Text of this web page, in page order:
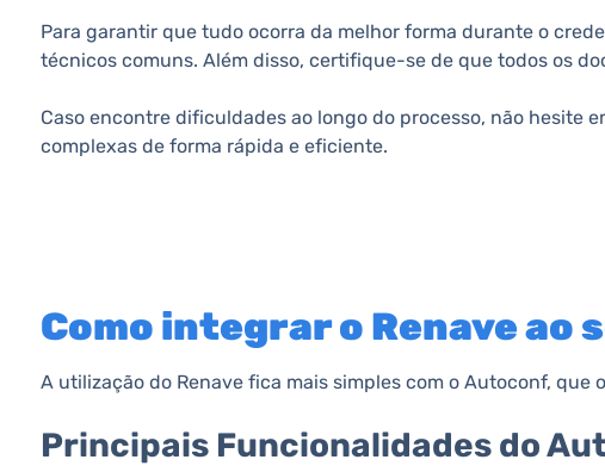
Para garantir que tudo ocorra da melhor forma durante o
técnicos comuns. Além disso, certifique-se de que todos os
Caso encontre dificuldades ao longo do processo, não hesite
complexas de forma rápida e eficiente.
Como integrar o Renave ao
A utilização do Renave fica mais simples com o Autoconf,
Principais Funcionalidades do